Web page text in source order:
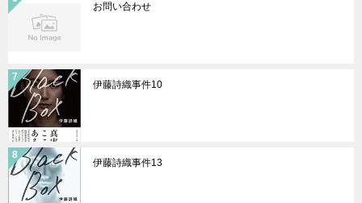
お問い合わせ
伊藤詩織事件10
伊藤詩織事件13